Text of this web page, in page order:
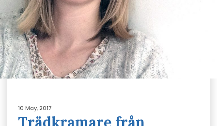
10 May, 2017
Trädkramare från